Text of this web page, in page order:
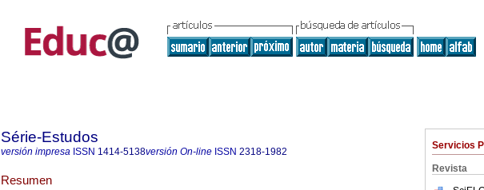
Servicios
Revista
Série-Estudos
versión impresa ISSN 1414-5138versión On-line ISSN 2318-1982
Resumen